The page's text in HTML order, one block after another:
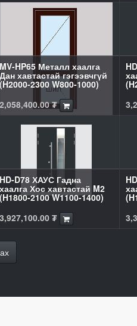
MV-HP65 Металл хаалга
Дан хавтастай гэгээвчгүй
(H2000-2300 W800-1000)
2,058,400.00₮
HD-D78 ХАУС Гадна
хаалга Хос хавтастай M2
(H1800-2100 W1100-1400)
3,927,100.00₮